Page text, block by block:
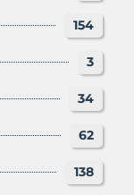
154
3
34
62
138